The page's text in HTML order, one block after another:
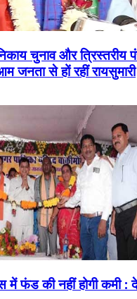
चुनाव और त्रिस्तरीय
से हों रहीं रायसुमारी
में फंड की नहीं होगी कमी :